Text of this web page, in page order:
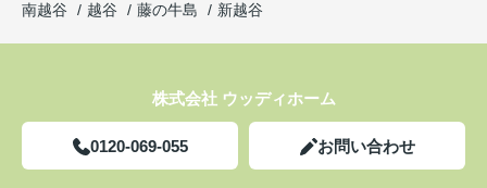
南越谷
越谷 藤の牛島 新越谷
株式会社 ウッディホーム
0120-069-055 お問い合わせ